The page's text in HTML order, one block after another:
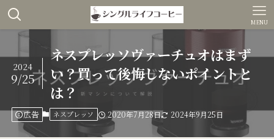
MENU
ネスプレッソヴァーチュオはまず
い？買って後悔しないポイントと
は？
2024
9/25
広告 ネスプレッソ 2020年7月28日 2024年9月25日